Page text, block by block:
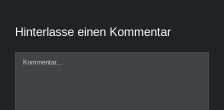
Hinterlasse einen Kommentar
Kommentar